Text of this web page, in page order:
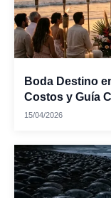
Boda Destino
Costos y Guía
15/04/2026